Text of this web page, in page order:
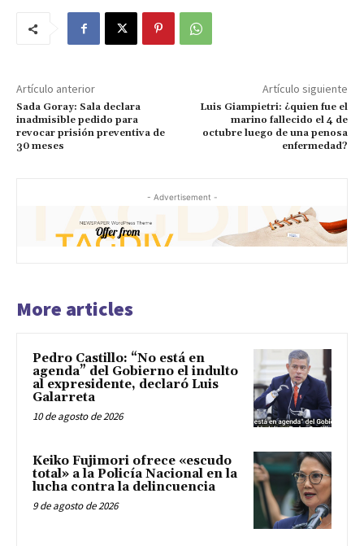
Artículo anterior
Sada Goray: Sala declara
inadmisible pedido para
revocar prisión preventiva de
30 meses
Artículo siguiente
Luis Giampietri: ¿quien fue el
marino fallecido el 4 de
octubre luego de una penosa
enfermedad?
- Advertisement -
More articles
Pedro Castillo: “No está en
agenda” del Gobierno el indulto
al expresidente, declaró Luis
Galarreta
10 de agosto de 2026
Keiko Fujimori ofrece «escudo
total» a la Policía Nacional en la
lucha contra la delincuencia
9 de agosto de 2026